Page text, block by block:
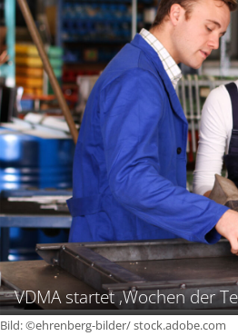
VDMA startet ‚Wochen der
Bild: ©ehrenberg-bilder/ stock.adobe.com